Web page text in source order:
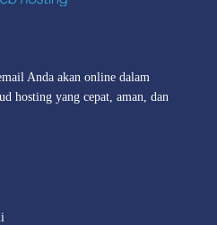
Anda akan online dalam
hosting yang cepat, aman, dan